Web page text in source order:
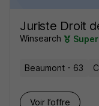
Juriste Droit
Winsearch
Beaumont - 63
Voir l’offre